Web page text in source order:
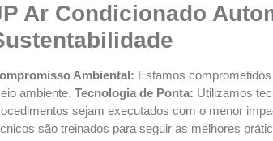
Ar Condicionado
Ambiental: Estamos
ambiente. Tecnologia de Ponta: Utilizamos
sejam executados com o menor
são treinados para seguir as melhores